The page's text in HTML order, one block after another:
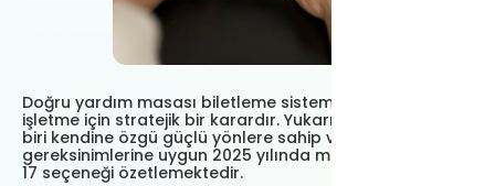
Doğru yardım masası biletleme sistemini seçmek her
işletme için stratejik bir karardır. Yukarıdaki tablo, her
biri kendine özgü güçlü yönlere sahip ve farklı iş
gereksinimlerine uygun 2025 yılında mevcut olan en iyi
17 seçeneği özetlemektedir.